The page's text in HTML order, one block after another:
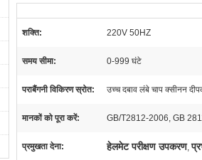
शक्ति: 220V 50HZ
समय सीमा: 0-999 घंटे
पराबैंगनी विकिरण स्रोत: उच्च दबाव लंबे चाप क्सीनन
मानकों को पूरा करें: GB/T2812-2006, GB
प्रमुखता देना: हेलमेट परीक्षण उपकरण,